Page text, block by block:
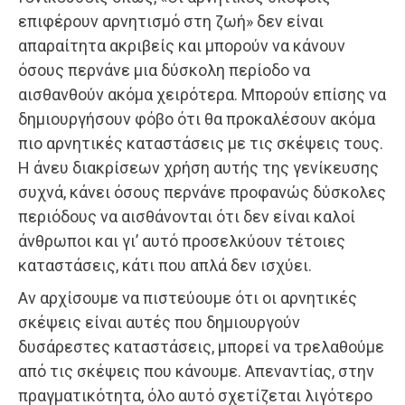
επιφέρουν αρνητισμό στη ζωή» δεν είναι
απαραίτητα ακριβείς και μπορούν να κάνουν
όσους περνάνε μια δύσκολη περίοδο να
αισθανθούν ακόμα χειρότερα. Μπορούν επίσης να
δημιουργήσουν φόβο ότι θα προκαλέσουν ακόμα
πιο αρνητικές καταστάσεις με τις σκέψεις τους.
Η άνευ διακρίσεων χρήση αυτής της γενίκευσης
συχνά, κάνει όσους περνάνε προφανώς δύσκολες
περιόδους να αισθάνονται ότι δεν είναι καλοί
άνθρωποι και γι’ αυτό προσελκύουν τέτοιες
καταστάσεις, κάτι που απλά δεν ισχύει.
Αν αρχίσουμε να πιστεύουμε ότι οι αρνητικές
σκέψεις είναι αυτές που δημιουργούν
δυσάρεστες καταστάσεις, μπορεί να τρελαθούμε
από τις σκέψεις που κάνουμε. Απεναντίας, στην
πραγματικότητα, όλο αυτό σχετίζεται λιγότερο